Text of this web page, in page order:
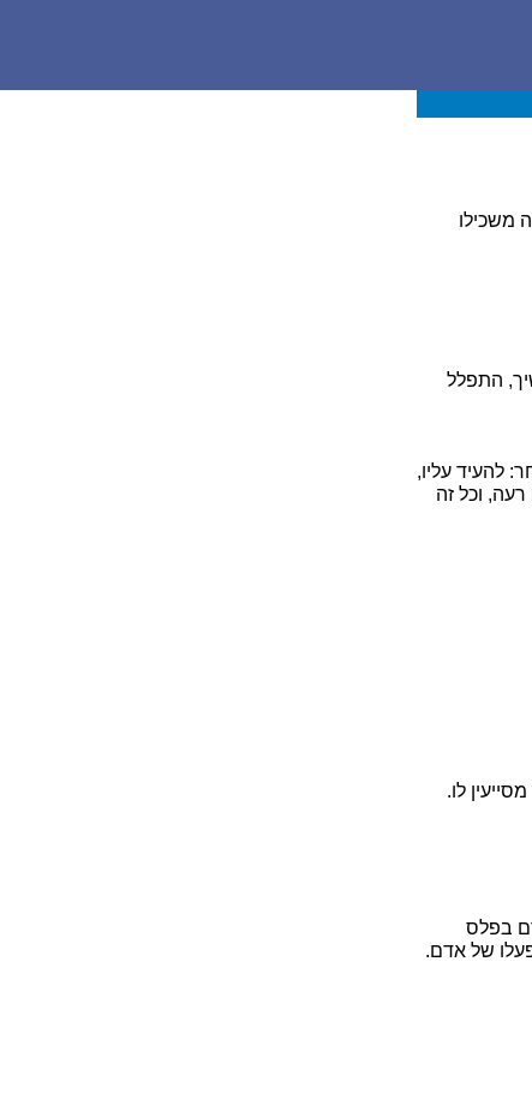
משכילו
התפלל
להעיד עליו,
רעה, וכל זה
לו.
בפלס
של אדם.